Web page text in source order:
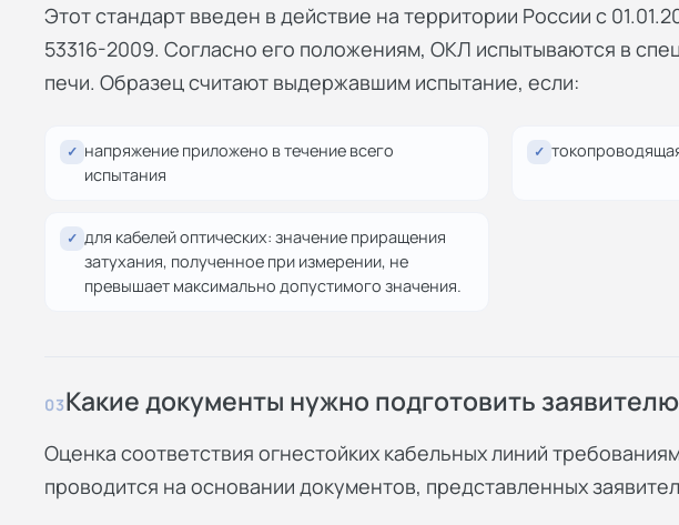
Этот стандарт введен в действие на территории России с
53316-2009. Согласно его положениям, ОКЛ испытываются в
печи. Образец считают выдержавшим испытание, если:
✓ напряжение приложено в течение всего
испытания
✓
✓ для кабелей оптических: значение приращения
затухания, полученное при измерении, не
превышает максимально допустимого значения.
03Какие документы нужно подготовить
Оценка соответствия огнестойких кабельных линий
проводится на основании документов, представленных